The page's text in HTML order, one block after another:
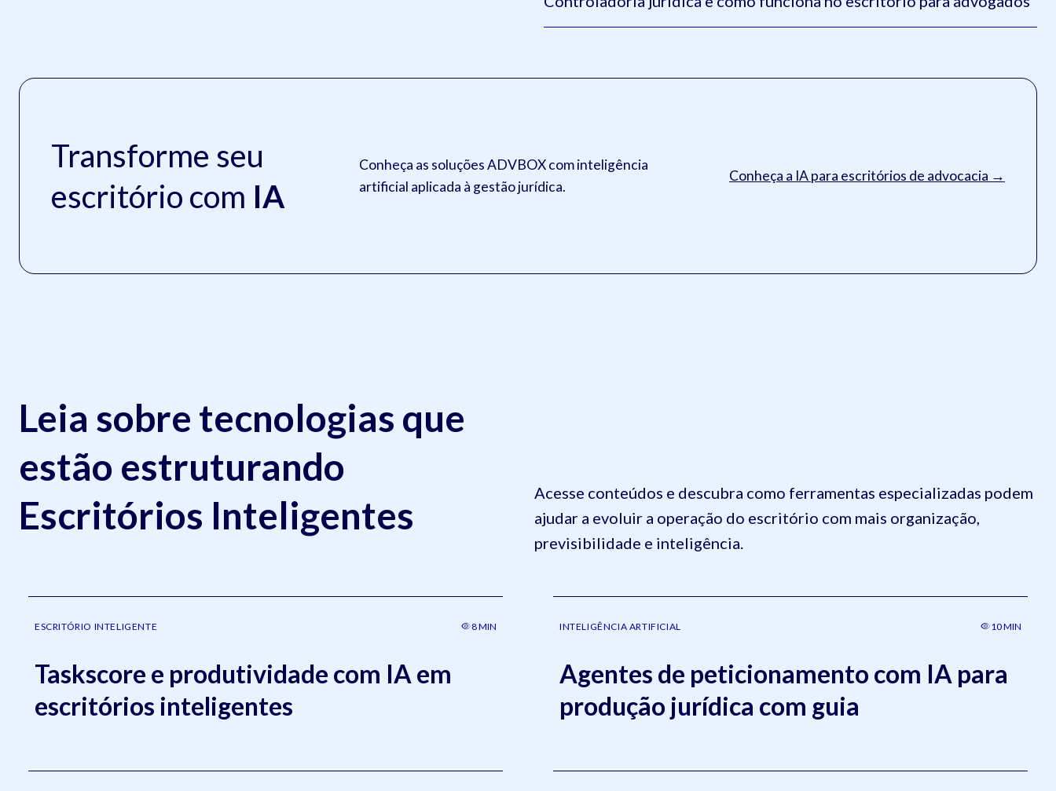
Transforme seu
escritório com IA
Conheça as soluções ADVBOX com inteligência
artificial aplicada à gestão jurídica.
Conheça a IA para escritórios de advocacia →
Leia sobre tecnologias que
estão estruturando
Escritórios Inteligentes
Acesse conteúdos e descubra como ferramentas especializadas podem
ajudar a evoluir a operação do escritório com mais organização,
previsibilidade e inteligência.
ESCRITÓRIO INTELIGENTE 8 MIN
Taskscore e produtividade com IA em
escritórios inteligentes
INTELIGÊNCIA ARTIFICIAL 10 MIN
Agentes de peticionamento com IA para
produção jurídica com guia